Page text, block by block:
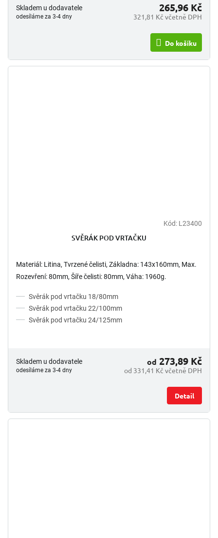
Skladem u dodavatele
odesíláme za 3-4 dny 321,81 Kč včetně DPH
265,96 Kč
Do košíku
Kód: L23400
SVĚRÁK POD VRTAČKU
Materiál: Litina, Tvrzené čelisti, Základna: 143x160mm, Max.
Rozevření: 80mm, Šíře čelisti: 80mm, Váha: 1960g.
Svěrák pod vrtačku 18/80mm
Svěrák pod vrtačku 22/100mm
Svěrák pod vrtačku 24/125mm
Skladem u dodavatele
odesíláme za 3-4 dny od 331,41 Kč včetně DPH
od 273,89 Kč
Detail